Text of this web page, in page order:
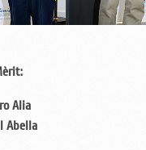
Alia
Abella